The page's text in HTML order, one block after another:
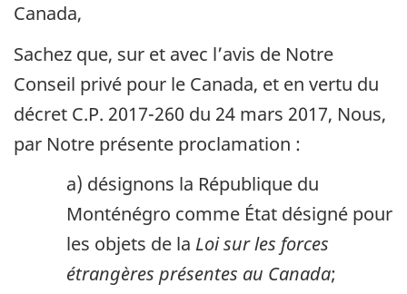
Canada,
Sachez que, sur et avec l’avis de Notre
Conseil privé pour le Canada, et en vertu du
décret C.P. 2017-260 du 24 mars 2017, Nous,
par Notre présente proclamation :
a) désignons la République du
Monténégro comme État désigné pour
les objets de la Loi sur les forces
étrangères présentes au Canada;